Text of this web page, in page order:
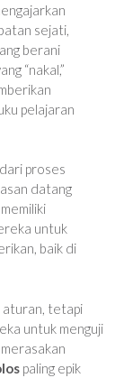
sejati,
berani
“nakal,”
pelajaran
proses
datang
untuk
baik di
aturan, tetapi
untuk menguji
paling epik